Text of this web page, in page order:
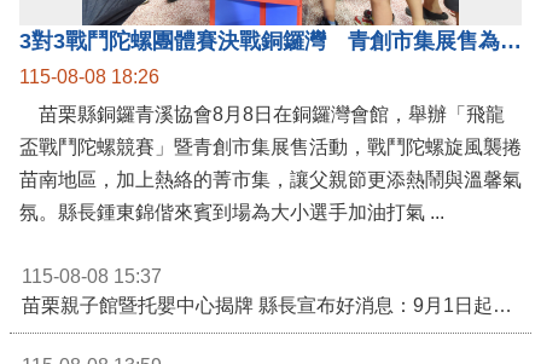
3對3戰鬥陀螺團體賽決戰銅鑼灣 青創市集展售為父親節增添繽紛
115-08-08 18:26
苗栗縣銅鑼青溪協會8月8日在銅鑼灣會館，舉辦「飛龍
盃戰鬥陀螺競賽」暨青創市集展售活動，戰鬥陀螺旋風襲捲
苗南地區，加上熱絡的菁市集，讓父親節更添熱鬧與溫馨氣
氛。縣長鍾東錦偕來賓到場為大小選手加油打氣 ...
115-08-08 15:37
苗栗親子館暨托嬰中心揭牌 縣長宣布好消息：9月1日起調降臨時托嬰費用